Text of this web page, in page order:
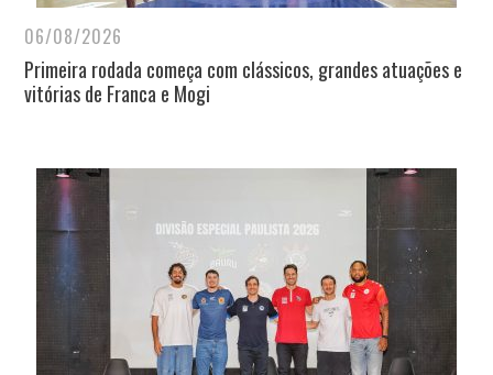
06/08/2026
Primeira rodada começa com clássicos, grandes atuações e
vitórias de Franca e Mogi